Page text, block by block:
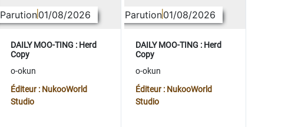
Parution01/08/2026
DAILY MOO-TING : Herd
Copy
o-okun
Éditeur : NukooWorld
Studio
Parution01/08/2026
DAILY MOO-TING : Herd
Copy
o-okun
Éditeur : NukooWorld
Studio